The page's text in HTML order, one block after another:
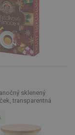
sklenený
transparentná